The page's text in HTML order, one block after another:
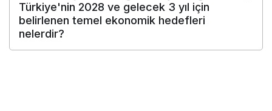
Türkiye'nin 2028 ve gelecek 3 yıl için
belirlenen temel ekonomik hedefleri
nelerdir?